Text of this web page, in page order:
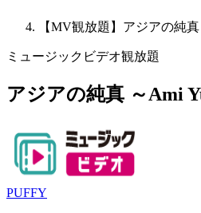
【MV観放題】アジアの純
ミュージックビデオ観放題
アジアの純真 ～Ami
PUFFY